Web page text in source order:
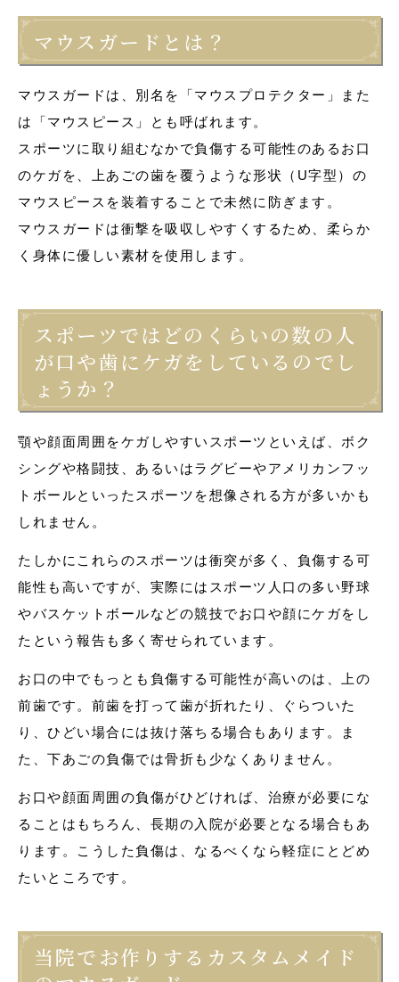
マウスガードとは？
マウスガードは、別名を「マウスプロテクター」また
は「マウスピース」とも呼ばれます。
スポーツに取り組むなかで負傷する可能性のあるお口
のケガを、上あごの歯を覆うような形状（U字型）の
マウスピースを装着することで未然に防ぎます。
マウスガードは衝撃を吸収しやすくするため、柔らか
く身体に優しい素材を使用します。
スポーツではどのくらいの数の人
が口や歯にケガをしているのでし
ょうか？
顎や顔面周囲をケガしやすいスポーツといえば、ボク
シングや格闘技、あるいはラグビーやアメリカンフッ
トボールといったスポーツを想像される方が多いかも
しれません。
たしかにこれらのスポーツは衝突が多く、負傷する可
能性も高いですが、実際にはスポーツ人口の多い野球
やバスケットボールなどの競技でお口や顔にケガをし
たという報告も多く寄せられています。
お口の中でもっとも負傷する可能性が高いのは、上の
前歯です。前歯を打って歯が折れたり、ぐらついた
り、ひどい場合には抜け落ちる場合もあります。ま
た、下あごの負傷では骨折も少なくありません。
お口や顔面周囲の負傷がひどければ、治療が必要にな
ることはもちろん、長期の入院が必要となる場合もあ
ります。こうした負傷は、なるべくなら軽症にとどめ
たいところです。
当院でお作りするカスタムメイド